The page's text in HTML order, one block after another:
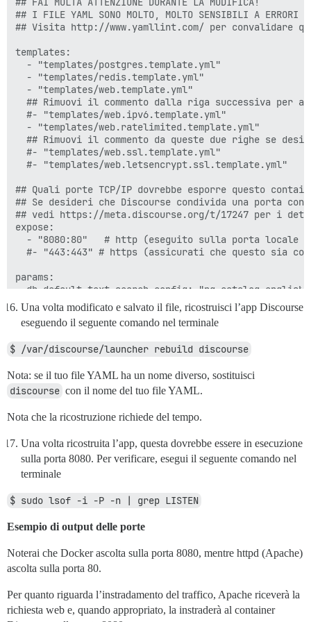
## I FILE YAML SONO MOLTO, MOLTO SENSIBILI A ERRORI
## Visita http://www.yamllint.com/ per convalidare
templates:
  - "templates/postgres.template.yml"
  - "templates/redis.template.yml"
  - "templates/web.template.yml"
## Rimuovi il commento dalla riga successiva per
  #- "templates/web.ipv6.template.yml"
  - "templates/web.ratelimited.template.yml"
## Rimuovi il commento da queste due righe se
  #- "templates/web.ssl.template.yml"
  #- "templates/web.letsencrypt.ssl.template.yml"
## Quali porte TCP/IP dovrebbe esporre questo
## Se desideri che Discourse condivida una porta con
## vedi https://meta.discourse.org/t/17247 per i
expose:
- "8080:80"   # http (eseguito sulla porta locale
#- "443:443" # https (assicurati che questo sia
params:
  db_default_text_search_config: "pg_catalog.english"
## Imposta db_shared_buffers a un massimo del 25%
## verrà impostato automaticamente da bootstrap
  #db_work_mem: "40MB"
  #version: tests-passed
env:
  LC_ALL: en_US.UTF-8
  LANG: en_US.UTF-8
  LANGUAGE: en_US.UTF-8
## verrà impostato automaticamente da bootstrap
## TODO: Il nome di dominio a cui risponderà
## Obbligatorio. Discourse non funzionerà con un
  DISCOURSE_HOSTNAME: 'faq.mobiloan.io'
## Rimuovi il commento se vuoi che il container
Una volta modificato e salvato il file, ricostruisci l’app Discourse
eseguendo il seguente comando nel terminale
$ /var/discourse/launcher rebuild discourse
Nota: se il tuo file YAML ha un nome diverso, sostituisci
discourse con il nome del tuo file YAML.
Nota che la ricostruzione richiede del tempo.
Una volta ricostruita l’app, questa dovrebbe essere in esecuzione
sulla porta 8080. Per verificare, esegui il seguente comando nel
terminale
$ sudo lsof -i -P -n | grep LISTEN
Esempio di output delle porte
Noterai che Docker ascolta sulla porta 8080, mentre httpd (Apache)
ascolta sulla porta 80.
Per quanto riguarda l’instradamento del traffico, Apache riceverà la
richiesta web e, quando appropriato, la instraderà al container